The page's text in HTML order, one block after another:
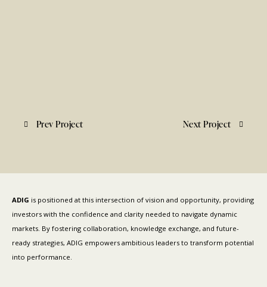
Prev Project Next Project
ADIG is positioned at this intersection of vision and opportunity, providing
investors with the confidence and clarity needed to navigate dynamic
markets. By fostering collaboration, knowledge exchange, and future-
ready strategies, ADIG empowers ambitious leaders to transform potential
into performance.